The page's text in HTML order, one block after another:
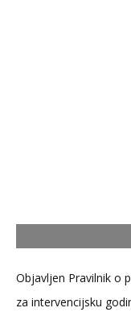
Objavljen Pravilnik o
za intervencijsku